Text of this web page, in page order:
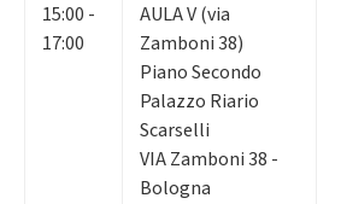
15:00 -
17:00
AULA V (via
Zamboni 38)
Piano Secondo
Palazzo Riario
Scarselli
VIA Zamboni 38 -
Bologna